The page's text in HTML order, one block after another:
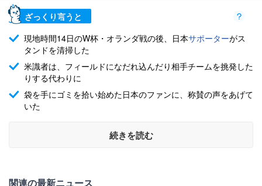
ざっくり言うと
現地時間14日のW杯・オランダ戦の後、日本サポーターがス
タンドを清掃した
米識者は、フィールドになだれ込んだり相手チームを挑発した
りする代わりに
袋を手にゴミを拾い始めた日本のファンに、称賛の声をあげて
いた
続きを読む
関連の最新ニュース